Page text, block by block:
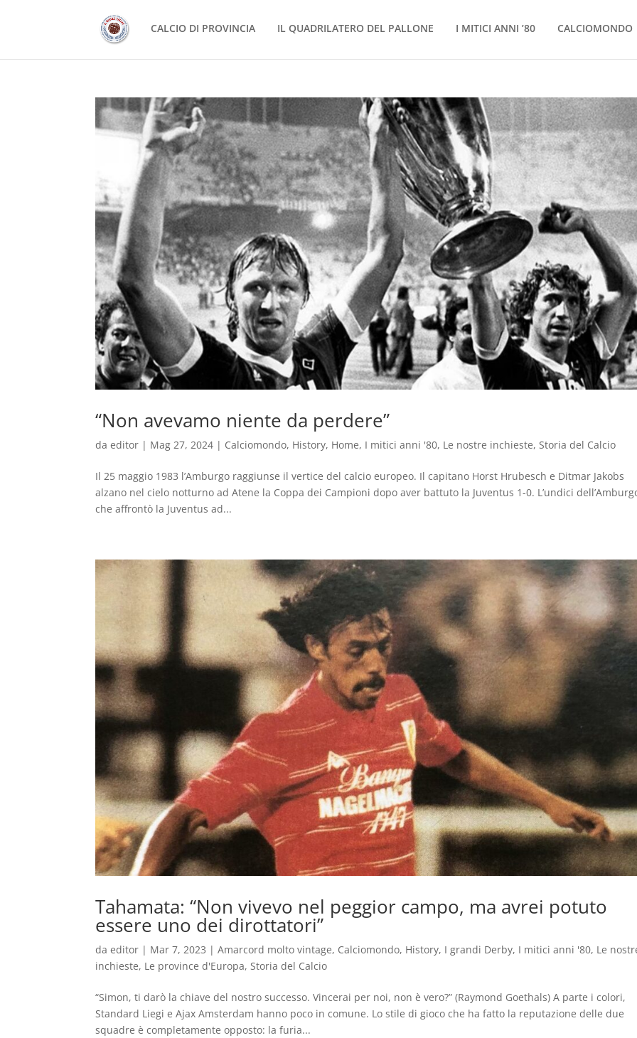
CALCIO DI PROVINCIA IL QUADRILATERO DEL PALLONE I MITICI ANNI ’80 CALCIOMONDO
“Non avevamo niente da perdere”
daeditor | Mag 27, 2024 | Calciomondo, History, Home, I mitici anni '80, Le nostre inchieste,Storia del Calcio
Il 25 maggio 1983 l’Amburgo raggiunse il vertice del calcio europeo. Il capitano Horst Hrubesch e Ditmar Jakobs
alzano nel cielo notturno ad Atene la Coppa dei Campioni dopo aver battuto la Juventus 1-0. L’undici
che affrontò la Juventus ad...
Tahamata: “Non vivevo nel peggior campo, ma avrei potuto
essere uno dei dirottatori”
daeditor | Mar 7, 2023 |Amarcord molto vintage, Calciomondo, History, I grandi Derby, I mitici anni '80, Le
inchieste, Le province d'Europa,Storia del Calcio
“Simon, ti darò la chiave del nostro successo. Vincerai per noi, non è vero?” (Raymond Goethals) A parte i colori,
Standard Liegi e Ajax Amsterdam hanno poco in comune. Lo stile di gioco che ha fatto la reputazione delle due
squadre è completamente opposto: la furia...